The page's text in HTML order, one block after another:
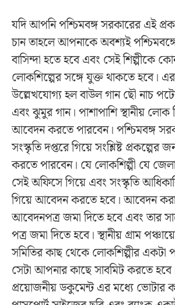
যদি আপনি পশ্চিমবঙ্গ সরকারের এই
চান তাহলে আপনাকে অবশ্যই
বাসিন্দা হতে হবে এবং সেই শিল্পীকে
লোকশিল্পের সঙ্গে যুক্ত থাকতে হবে।
উল্লেখযোগ্য হল বাউল গান ছৌ নাচ
এবং ঝুমুর গান। পাশাপাশি স্থানীয় লোক
আবেদন করতে পারবেন। পশ্চিমবঙ্গ
সংস্কৃতি দপ্তরে গিয়ে সংশ্লিষ্ট
করতে পারবেন। যে লোকশিল্পী যে
সেই অফিসে গিয়ে এবং সংস্কৃতি
গিয়ে আবেদন করতে হবে। আবেদন
আবেদনপত্র জমা দিতে হবে এবং তার
পত্র জমা দিতে হবে। স্থানীয় গ্রাম
সমিতির কাছ থেকে লোকশিল্পীর একটা
সেটা আপনার কাছে সাবমিট করতে
প্রয়োজনীয় ডকুমেন্ট এর মধ্যে ভোটার